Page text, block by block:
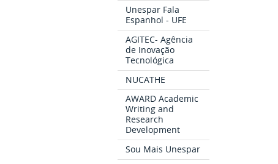
Unespar Fala
Espanhol - UFE
AGITEC- Agência
de Inovação
Tecnológica
NUCATHE
AWARD Academic
Writing and
Research
Development
Sou Mais Unespar